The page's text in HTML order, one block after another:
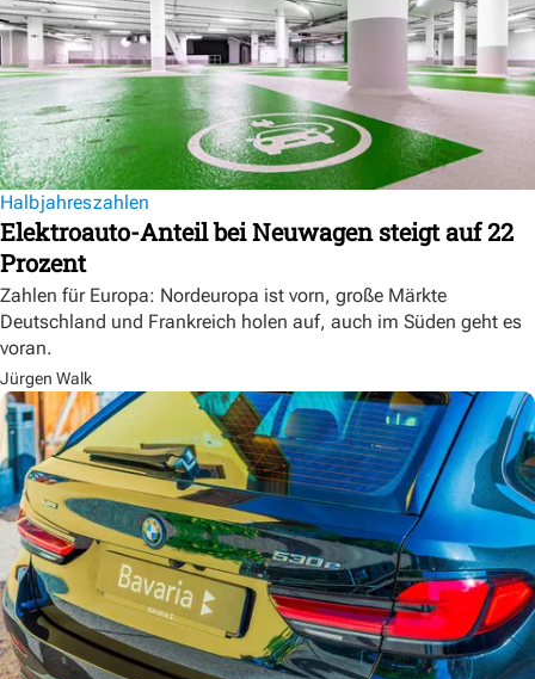
Halbjahreszahlen
Elektroauto-Anteil bei Neuwagen steigt auf 22
Prozent
Zahlen für Europa: Nordeuropa ist vorn, große Märkte
Deutschland und Frankreich holen auf, auch im Süden geht es
voran.
Jürgen Walk